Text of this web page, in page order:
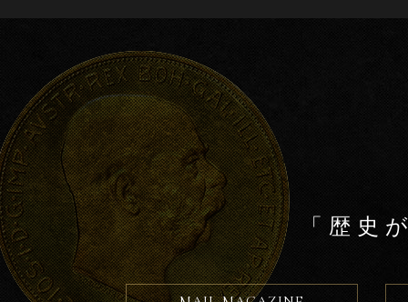
o
「歴史